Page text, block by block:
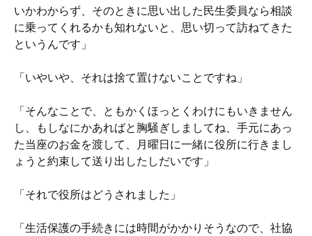
いかわからず、そのときに思い出した民生委員なら相談
に乗ってくれるかも知れないと、思い切って訪ねてきた
というんです」
「いやいや、それは捨て置けないことですね」
「そんなことで、ともかくほっとくわけにもいきません
し、もしなにかあればと胸騒ぎしましてね、手元にあっ
た当座のお金を渡して、月曜日に一緒に役所に行きまし
ょうと約束して送り出したしだいです」
「それで役所はどうされました」
「生活保護の手続きには時間がかかりそうなので、社協